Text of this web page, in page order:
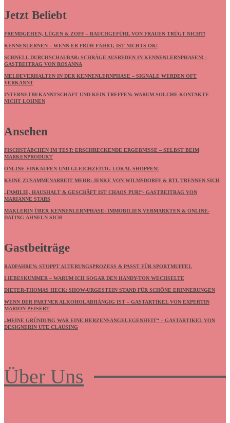
Jetzt Beliebt
FREMDGEHEN, LÜGEN & ZOFF – BAUCHGEFÜHL VON FRAUEN TRÜGT NICHT!
KENNENLERNEN – WENN ER FRÜH FÄHRT, IST NICHTS OK!
SCHNELL DURCHSCHAUBAR: SCHRÄGE AUSREDEN IN KENNENLERNPHASEN! –
GASTBEITRAG VON ROSANNA
MELDEVERHALTEN IN DER KENNENLERNPHASE – SIGNALE WERDEN OFT
VERKANNT
INTERNETBEKANNTSCHAFT UND KEIN TREFFEN: WARUM SOLCHE KONTAKTE
NICHT LOHNEN
Ansehen
FISCHSTÄBCHEN IM TEST: ERSCHRECKENDE ERGEBNISSE – SELBST BEIM
MARKENPRODUKT
ONLINE EINKAUFEN UND GLEICHZEITIG LOKAL SHOPPEN!
KEINE ZUSAMMENARBEIT MEHR: JENKE VON WILMSDORFF & RTL TRENNEN SICH
„FAMILIE, HAUSHALT & GESCHÄFT IST CHAOS PUR!“- GASTBEITRAG VON
MARIANNE STARS
MAKLERIN ÜBER KENNENLERNPHASE: IMMOBILIEN VERMARKTEN & ONLINE-
DATING ÄHNELN SICH
Gastbeiträge
RADFAHREN: STOPPT ALTERUNGSPROZESS & PASST FÜR SPORTMUFFEL
LIEBESKUMMER – WARUM ICH SOGAR DEN HANDY-TON WECHSELTE
DIETER-THOMAS HECK: SHOW-URGESTEIN STAND FÜR SCHÖNE ERINNERUNGEN
WENN DER PARTNER ALKOHOLABHÄNGIG IST – GASTARTIKEL VON EXPERTIN
MARION PEISERT
„MEINE GRÜNDUNG WAR EINE HERZENSANGELEGENHEIT“ – GASTARTIKEL VON
DESIGNERIN UTE CLAUSING
Über Uns